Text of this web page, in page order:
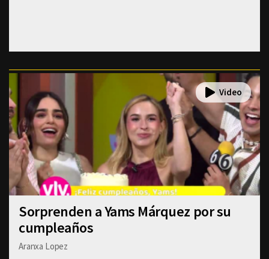
Sorprenden a Yams Márquez por su
cumpleaños
Aranxa Lopez